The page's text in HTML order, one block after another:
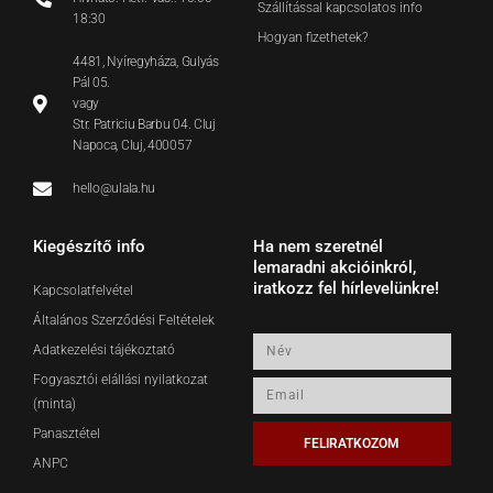
18:30
4481, Nyíregyháza, Gulyás
Pál 05.
vagy
Str. Patriciu Barbu 04. Cluj
Napoca, Cluj, 400057
hello@ulala.hu
Szállítással kapcsolatos info
Hogyan fizethetek?
Kiegészítő info
Kapcsolatfelvétel
Általános Szerződési Feltételek
Adatkezelési tájékoztató
Fogyasztói elállási nyilatkozat
(minta)
Panasztétel
ANPC
Ha nem szeretnél
lemaradni akcióinkról,
iratkozz fel hírlevelünkre!
FELIRATKOZOM